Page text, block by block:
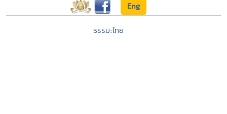
Eng
ธรรมะไทย